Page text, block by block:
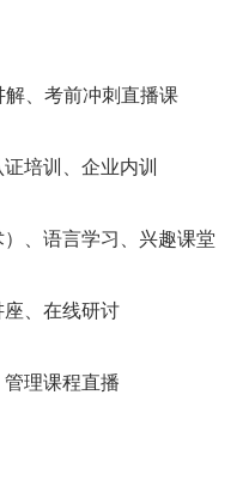
、考前冲刺直播课
培训、企业内训
、语言学习、兴趣课堂
、在线研讨
理课程直播